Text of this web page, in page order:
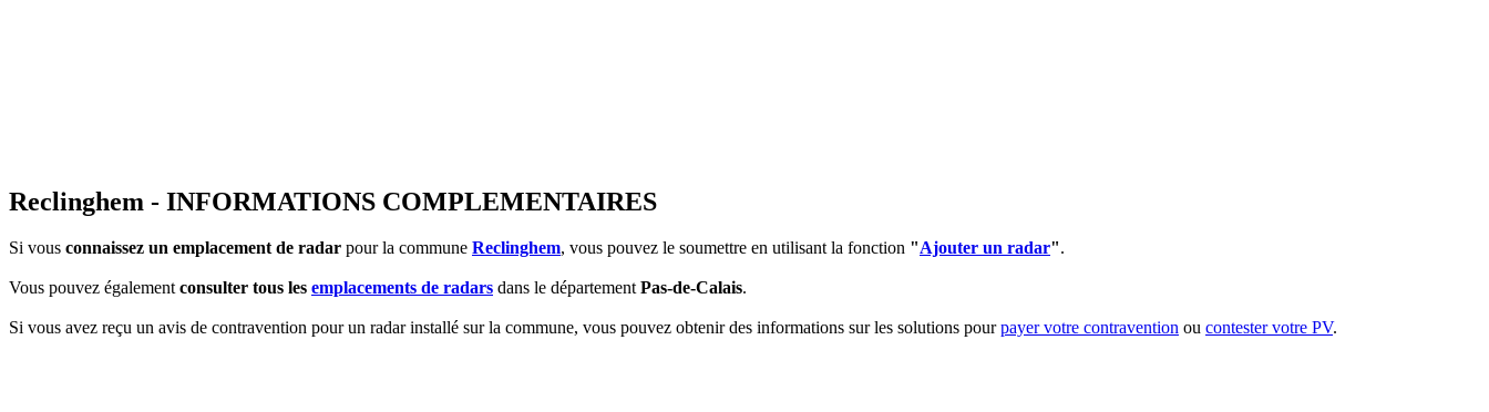
Reclinghem - INFORMATIONS COMPLEMENTAIRES
Si vous connaissez un emplacement de radar pour la commune Reclinghem, vous pouvez le soumettre en utilisant la fonction "Ajouter un radar".
Vous pouvez égalementconsulter tous les emplacements de radars dans le départementPas-de-Calais.
Si vous avez reçu un avis de contravention pour un radar installé sur la commune, vous pouvez obtenir des informations sur les solutions pourpayer votre contravention ou contester votre PV.